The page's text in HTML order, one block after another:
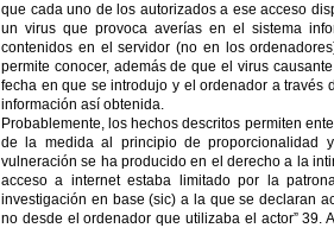
que cada uno de los autorizados a ese acceso
un virus que provoca averías en el sistema
contenidos en el servidor (no en los
permite conocer, además de que el virus
fecha en que se introdujo y el ordenador a
información así obtenida.
Probablemente, los hechos descritos permiten
de la medida al principio de proporcionalidad
vulneración se ha producido en el derecho a la
acceso a internet estaba limitado por la
investigación en base (sic) a la que se declaran
no desde el ordenador que utilizaba el actor”